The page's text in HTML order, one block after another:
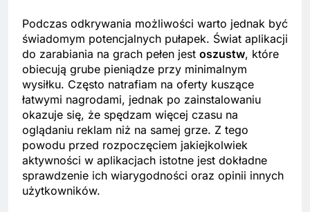
Podczas odkrywania możliwości warto jednak być
świadomym potencjalnych pułapek. Świat aplikacji
do zarabiania na grach pełen jest oszustw, które
obiecują grube pieniądze przy minimalnym
wysiłku. Często natrafiam na oferty kuszące
łatwymi nagrodami, jednak po zainstalowaniu
okazuje się, że spędzam więcej czasu na
oglądaniu reklam niż na samej grze. Z tego
powodu przed rozpoczęciem jakiejkolwiek
aktywności w aplikacjach istotne jest dokładne
sprawdzenie ich wiarygodności oraz opinii innych
użytkowników.